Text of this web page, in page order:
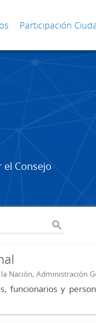
Participación
el Consejo
Nación, Administración
funcionarios y